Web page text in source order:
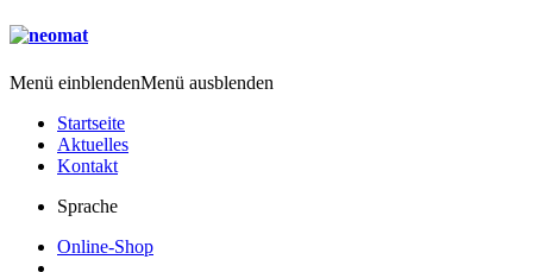
Menü einblendenMenü ausblenden
Startseite
Aktuelles
Kontakt
Sprache
Online-Shop